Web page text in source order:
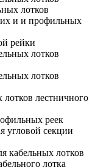
лотков
и и профильных
рейки
лотков
лотков
лотков лестничного
реек
угловой секции
кабельных лотков
лотка